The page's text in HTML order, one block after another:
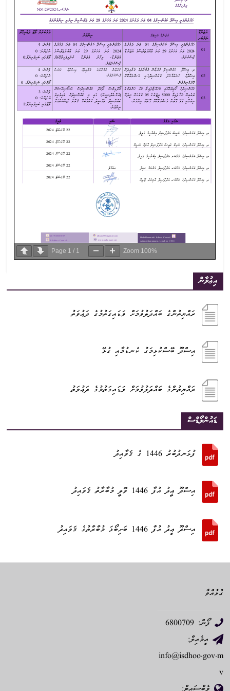
Page 1 / 1 Zoom 100%
އިޢުލާން
ރައްޔިތުންގެ ބައްދަލުވުމަށް ވަޑައިގަތުމުގެ ދަޢުވަތު
އިސްދޫ ބޭސްކުޅިމަގު ކެނޑުމާއި ގުޅޭ
ރައްޔިތުންގެ ބައްދަލުވުމަށް ވަޑައިގަތުމުގެ ދަޢުވަތު
ޑައުންލޯޑްސް
ފުޅަނދުބުރު 1446 ގެ ޤަވާއިދު
އިސްދޫ ޢީދު އުފާ 1446 ވޮލީ މުބާރާތު ޤަވައިދު
އިސްދޫ ޢީދު އުފާ 1446 ބަށިބޯޅަ މުބާރާތުގެ ޤަވައިދު
ގުޅުއްވާ
ފޯން: 6800709
އީމެއިލް:
info@isdhoo.gov.m
v